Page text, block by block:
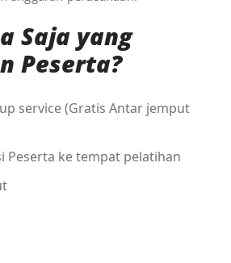
Saja yang
Peserta?
service (Gratis Antar jemput
Peserta ke tempat pelatihan